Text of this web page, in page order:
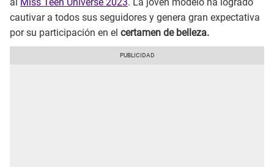
al Miss Teen Universe 2023. La joven modelo ha logrado
cautivar a todos sus seguidores y genera gran expectativa
por su participación en el certamen de belleza.